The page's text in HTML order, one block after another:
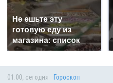
Не ешьте эту
готовую еду из
магазина: список
01:00, сегодня Гороскоп